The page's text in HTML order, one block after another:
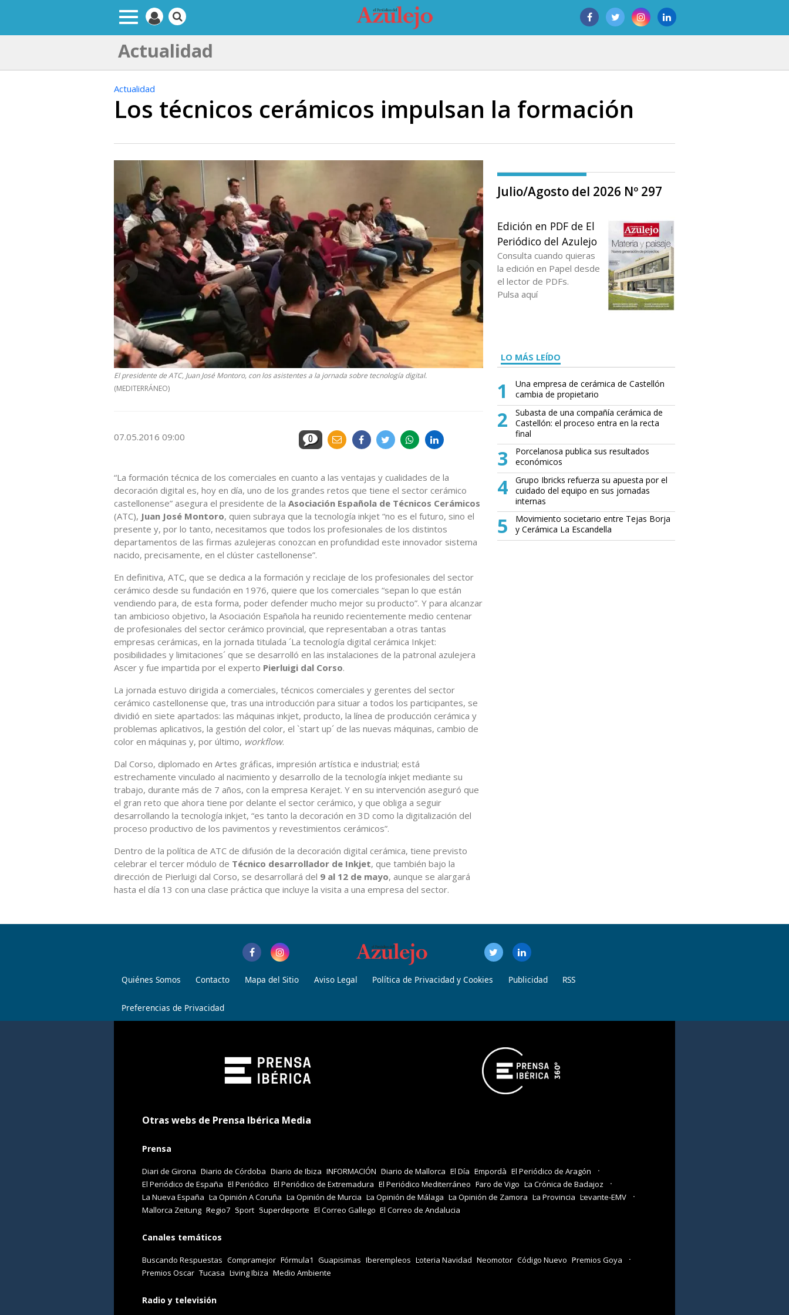
Actualidad
Actualidad
Los técnicos cerámicos impulsan la formación
El presidente de ATC, Juan José Montoro, con los asistentes a la jornada sobre tecnología digital.
(MEDITERRÁNEO)
07.05.2016 09:00 0
“La formación técnica de los comerciales en cuanto a las ventajas y cualidades de la
decoración digital es, hoy en día, uno de los grandes retos que tiene el sector cerámico
castellonense” asegura el presidente de la Asociación Española de Técnicos Cerámicos
(ATC), Juan José Montoro, quien subraya que la tecnología inkjet “no es el futuro, sino el
presente y, por lo tanto, necesitamos que todos los profesionales de los distintos
departamentos de las firmas azulejeras conozcan en profundidad este innovador sistema
nacido, precisamente, en el clúster castellonense”.
En definitiva, ATC, que se dedica a la formación y reciclaje de los profesionales del sector
cerámico desde su fundación en 1976, quiere que los comerciales “sepan lo que están
vendiendo para, de esta forma, poder defender mucho mejor su producto”. Y para alcanzar
tan ambicioso objetivo, la Asociación Española ha reunido recientemente medio centenar
de profesionales del sector cerámico provincial, que representaban a otras tantas
empresas cerámicas, en la jornada titulada ´La tecnología digital cerámica Inkjet:
posibilidades y limitaciones´ que se desarrolló en las instalaciones de la patronal azulejera
Ascer y fue impartida por el experto Pierluigi dal Corso.
La jornada estuvo dirigida a comerciales, técnicos comerciales y gerentes del sector
cerámico castellonense que, tras una introducción para situar a todos los participantes, se
dividió en siete apartados: las máquinas inkjet, producto, la línea de producción cerámica y
problemas aplicativos, la gestión del color, el `start up´ de las nuevas máquinas, cambio de
color en máquinas y, por último, workflow.
Dal Corso, diplomado en Artes gráficas, impresión artística e industrial; está
estrechamente vinculado al nacimiento y desarrollo de la tecnología inkjet mediante su
trabajo, durante más de 7 años, con la empresa Kerajet. Y en su intervención aseguró que
el gran reto que ahora tiene por delante el sector cerámico, y que obliga a seguir
desarrollando la tecnología inkjet, “es tanto la decoración en 3D como la digitalización del
proceso productivo de los pavimentos y revestimientos cerámicos”.
Dentro de la política de ATC de difusión de la decoración digital cerámica, tiene previsto
celebrar el tercer módulo de Técnico desarrollador de Inkjet, que también bajo la
dirección de Pierluigi dal Corso, se desarrollará del 9 al 12 de mayo, aunque se alargará
hasta el día 13 con una clase práctica que incluye la visita a una empresa del sector.
Julio/Agosto del 2026 Nº 297
Edición en PDF de El
Periódico del Azulejo
Consulta cuando quieras
la edición en Papel desde
el lector de PDFs.
Pulsa aquí
LO MÁS LEÍDO
1
Una empresa de cerámica de Castellón
cambia de propietario
2
Subasta de una compañía cerámica de
Castellón: el proceso entra en la recta
final
3
Porcelanosa publica sus resultados
económicos
4
Grupo Ibricks refuerza su apuesta por el
cuidado del equipo en sus jornadas
internas
5
Movimiento societario entre Tejas Borja
y Cerámica La Escandella
Quiénes Somos Contacto Mapa del Sitio Aviso Legal Política de Privacidad y Cookies Publicidad RSS
Preferencias de Privacidad
Otras webs de Prensa Ibérica Media
Prensa
Diari de Girona Diario de Córdoba Diario de Ibiza INFORMACIÓN Diario de Mallorca El Día Empordà El Periódico de Aragón
El Periódico de España El Periódico El Periódico de Extremadura El Periódico Mediterráneo Faro de Vigo La Crónica de Badajoz
La Nueva España La Opinión A Coruña La Opinión de Murcia La Opinión de Málaga La Opinión de Zamora La Provincia Levante-EMV
Mallorca Zeitung Regio7 Sport Superdeporte El Correo Gallego El Correo de Andalucia
Canales temáticos
Buscando Respuestas Compramejor Fórmula1 Guapisimas Iberempleos Loteria Navidad Neomotor Código Nuevo Premios Goya
Premios Oscar Tucasa Living Ibiza Medio Ambiente
Radio y televisión